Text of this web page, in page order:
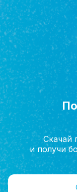
Главная
Скачай
и получи